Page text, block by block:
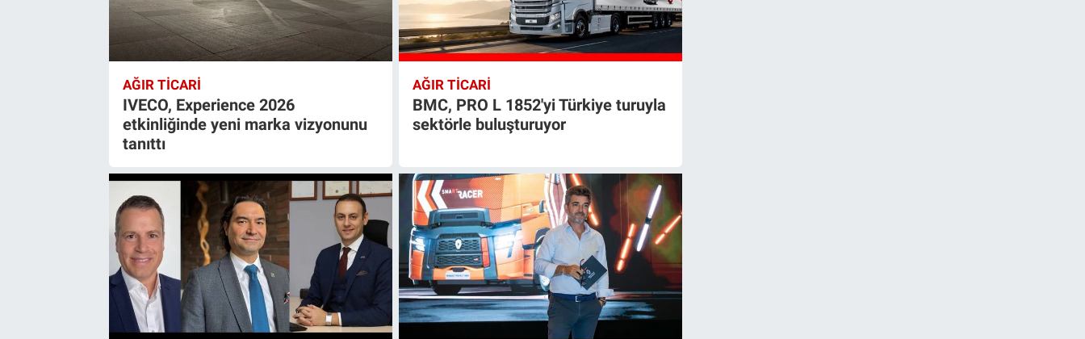
AĞIR TİCARİ
IVECO, Experience 2026
etkinliğinde yeni marka vizyonunu
tanıttı
AĞIR TİCARİ
BMC, PRO L 1852'yi Türkiye turuyla
sektörle buluşturuyor